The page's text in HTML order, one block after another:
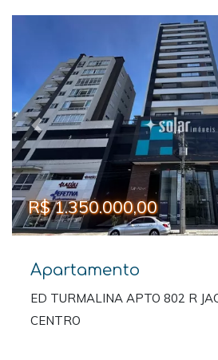
Previous
R$ 1.350.000,00
Apartamento
ED TURMALINA APTO 802 R
CENTRO